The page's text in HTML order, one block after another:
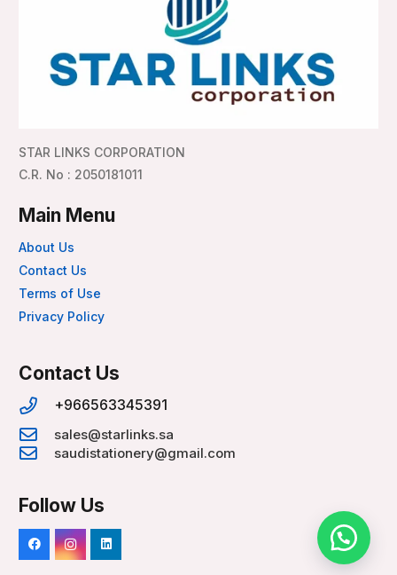
STAR LINKS CORPORATION
C.R. No : 2050181011
Main Menu
About Us
Contact Us
Terms of Use
Privacy Policy
Contact Us
+966563345391
sales@starlinks.sa
saudistationery@gmail.com
Follow Us